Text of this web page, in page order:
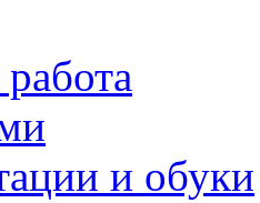
и обуки